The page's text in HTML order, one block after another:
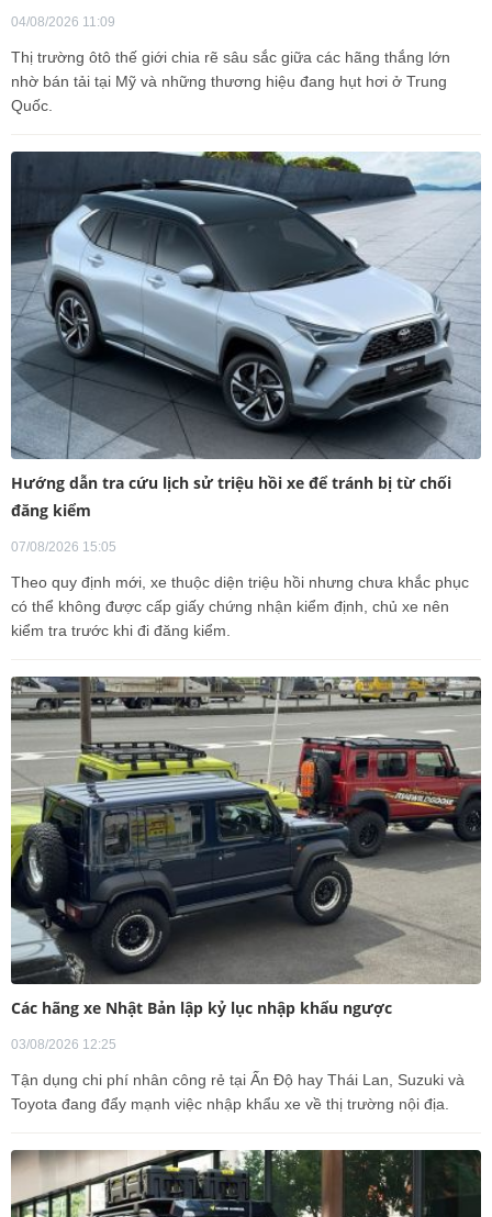
04/08/2026 11:09
Thị trường ôtô thế giới chia rẽ sâu sắc giữa các hãng thắng lớn
nhờ bán tải tại Mỹ và những thương hiệu đang hụt hơi ở Trung
Quốc.
Hướng dẫn tra cứu lịch sử triệu hồi xe để tránh bị từ chối
đăng kiểm
07/08/2026 15:05
Theo quy định mới, xe thuộc diện triệu hồi nhưng chưa khắc phục
có thể không được cấp giấy chứng nhận kiểm định, chủ xe nên
kiểm tra trước khi đi đăng kiểm.
Các hãng xe Nhật Bản lập kỷ lục nhập khẩu ngược
03/08/2026 12:25
Tận dụng chi phí nhân công rẻ tại Ấn Độ hay Thái Lan, Suzuki và
Toyota đang đẩy mạnh việc nhập khẩu xe về thị trường nội địa.